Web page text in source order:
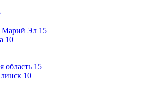
Марий Эл 15
10
область 15
10